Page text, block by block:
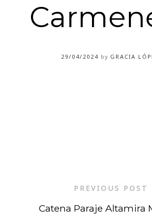
29/04/2024 by GRACIA
PREVIOUS POST
Catena Paraje Altamira